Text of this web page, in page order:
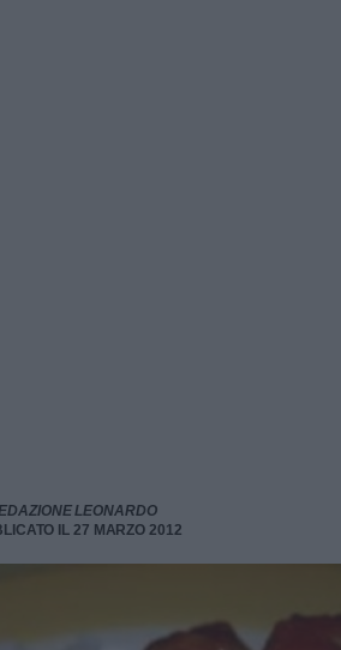
LEONARDO
IL 27 MARZO 2012